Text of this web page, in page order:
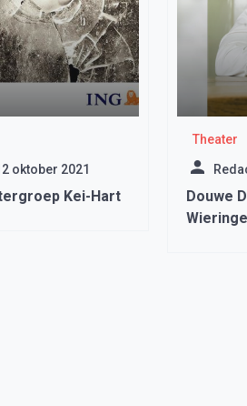
oktober 2021
Kei-Hart
Theater
Douwe